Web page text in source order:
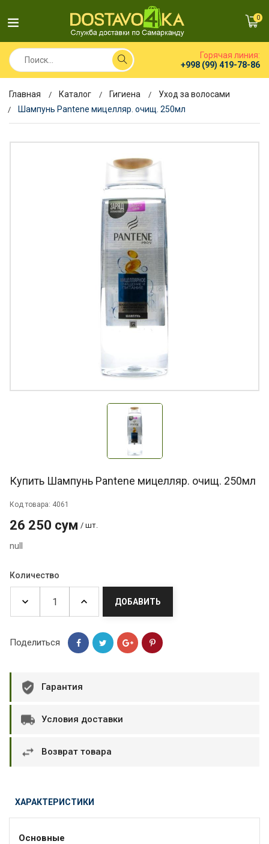
0
Горячая линия:
+998 (99) 419-78-86
Главная Каталог Гигиена
Уход за волосами
Шампунь Pantene мицелляр. очищ. 250мл
Купить Шампунь Pantene мицелляр. очищ. 250мл
Код товара: 4061
26 250 сум / шт.
null
Количество
ДОБАВИТЬ
Поделиться
Гарантия
Условия доставки
Возврат товара
ХАРАКТЕРИСТИКИ
Основные